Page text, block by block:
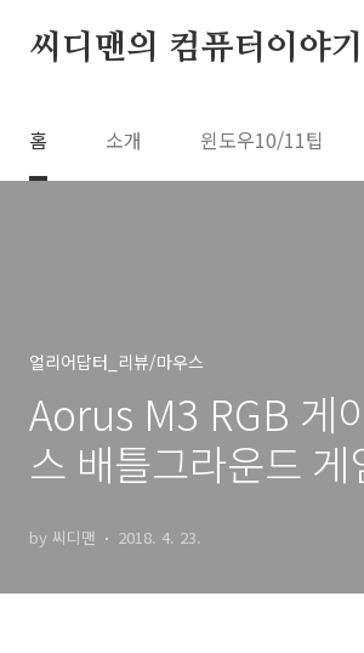
씨디맨의 컴퓨터이야기
홈 소개 윈도우10/11팁
얼리어답터_리뷰/마우스
Aorus M3 RGB 게
스 배틀그라운드 게
by 씨디맨 2018. 4. 23.